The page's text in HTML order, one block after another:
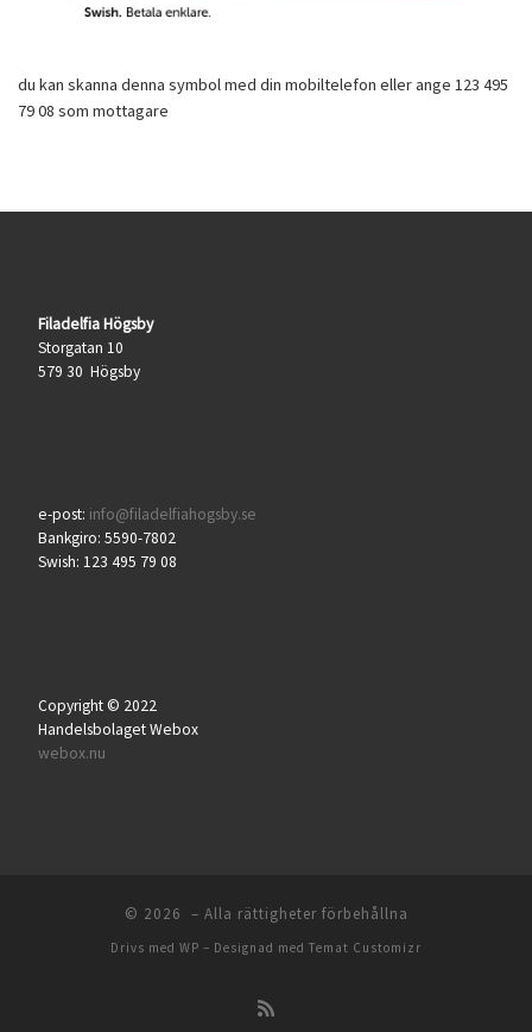
du kan skanna denna symbol med din mobiltelefon eller ange 123 495
79 08 som mottagare
Filadelfia Högsby
Storgatan 10
579 30 Högsby
e-post: info@filadelfiahogsby.se
Bankgiro: 5590-7802
Swish: 123 495 79 08
Copyright © 2022
Handelsbolaget Webox
webox.nu
© 2026 – Alla rättigheter förbehållna
Drivs med WP – Designad med Temat Customizr